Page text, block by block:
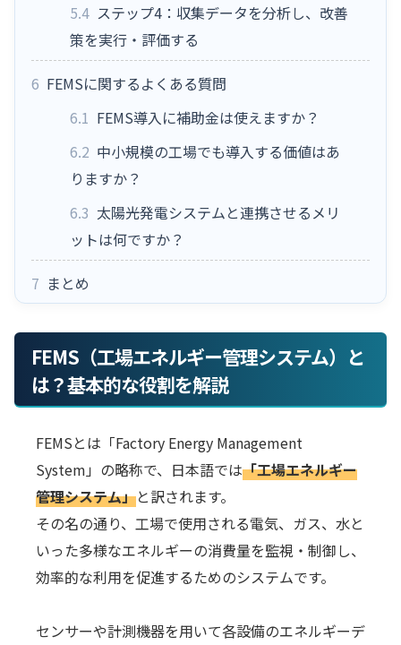
5.4 ステップ4：収集データを分析し、改善
策を実行・評価する
6 FEMSに関するよくある質問
6.1 FEMS導入に補助金は使えますか？
6.2 中小規模の工場でも導入する価値はあ
りますか？
6.3 太陽光発電システムと連携させるメリ
ットは何ですか？
7 まとめ
FEMS（工場エネルギー管理システム）と
は？基本的な役割を解説
FEMSとは「Factory Energy Management
System」の略称で、日本語では「工場エネルギー
管理システム」と訳されます。
その名の通り、工場で使用される電気、ガス、水と
いった多様なエネルギーの消費量を監視・制御し、
効率的な利用を促進するためのシステムです。
センサーや計測機器を用いて各設備のエネルギーデ